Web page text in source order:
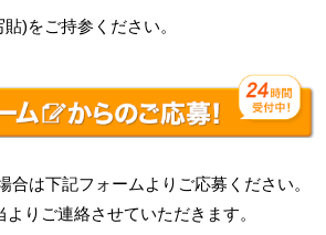
)をご持参ください。
合は下記フォームよりご応募ください。
りご連絡させていただきます。